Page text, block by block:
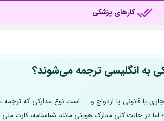
کارهای پزشکی
به انگلیسی ترجمه می‌شوند؟
قانونی یا ازدواج و ... است نوع مدارکی که ترجمه
اما در حالت کلی مدارک هویتی مانند شناسنامه، کارت